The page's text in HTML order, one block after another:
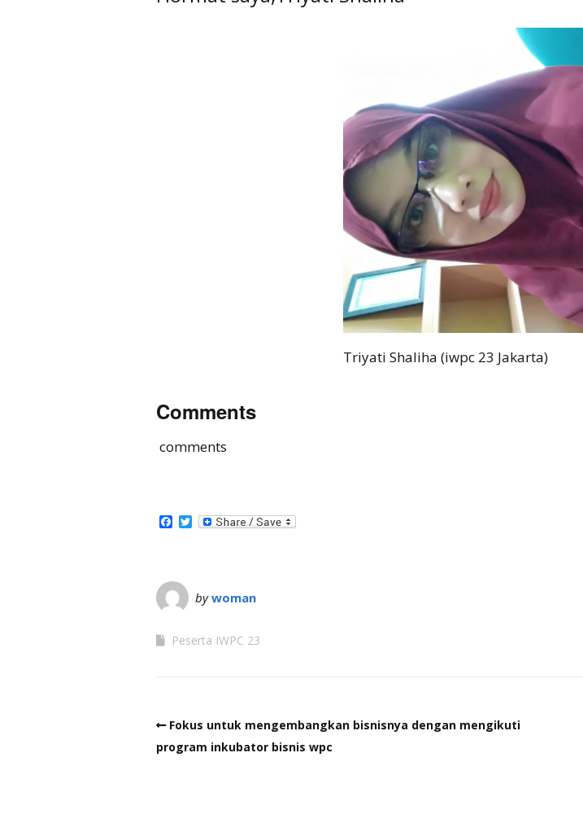
Triyati Shaliha (iwpc 23 Jakarta)
Comments
comments
Facebook
Twitter
bywoman
Peserta IWPC 23
Fokus untuk mengembangkan bisnisnya dengan mengikuti
program inkubator bisnis wpc